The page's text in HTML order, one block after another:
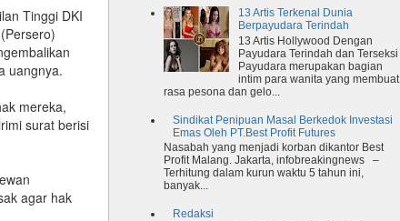
Tinggi DKI
uangnya.
mereka,
surat berisi
agar hak
13 Artis Terkenal Dunia
Berpayudara Terindah
13 Artis Hollywood Dengan
Payudara Terindah dan Terseksi
Payudara merupakan bagian
intim para wanita yang membuat
rasa pesona dan gelo...
Sindikat Penipuan Masal Berkedok Investasi
Emas Oleh PT.Best Profit Futures
Nasabah yang menjadi korban dikantor Best
Profit Malang. Jakarta, infobreakingnews –
Terhitung dalam kurun waktu 5 tahun ini,
banyak...
Redaksi